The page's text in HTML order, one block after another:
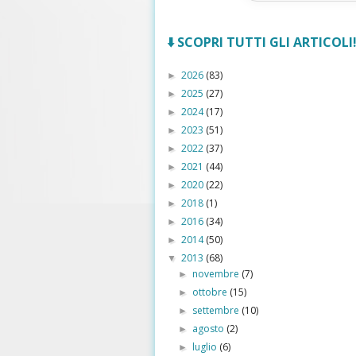
⬇️ SCOPRI TUTTI GLI
► 2026 (83)
► 2025 (27)
► 2024(17)
► 2023 (51)
► 2022 (37)
► 2021 (44)
► 2020 (22)
► 2018 (1)
► 2016 (34)
► 2014(50)
▼ 2013 (68)
► novembre (7)
► ottobre (15)
► settembre (10)
► agosto (2)
► luglio (6)